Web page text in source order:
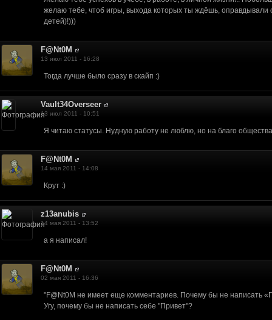
желаю тебе, чтоб игры, выхода которых ты ждёшь,
детей)!)))
F@Nt0M
13 июл 2011 - 16:28
Тогда лучше было сразу в скайп :)
Vault34Overseer
13 июл 2011 - 10:51
Я читаю статусы. Нудную работу не люблю, но на благо общества
F@Nt0M
14 мая 2011 - 14:08
Крут :)
z13anubis
14 мая 2011 - 13:52
а я написал!
F@Nt0M
02 мая 2011 - 16:36
"F@Nt0M не имеет еще комментариев. Почему бы не написать
Угу, почему бы не написать себе "Привет"?